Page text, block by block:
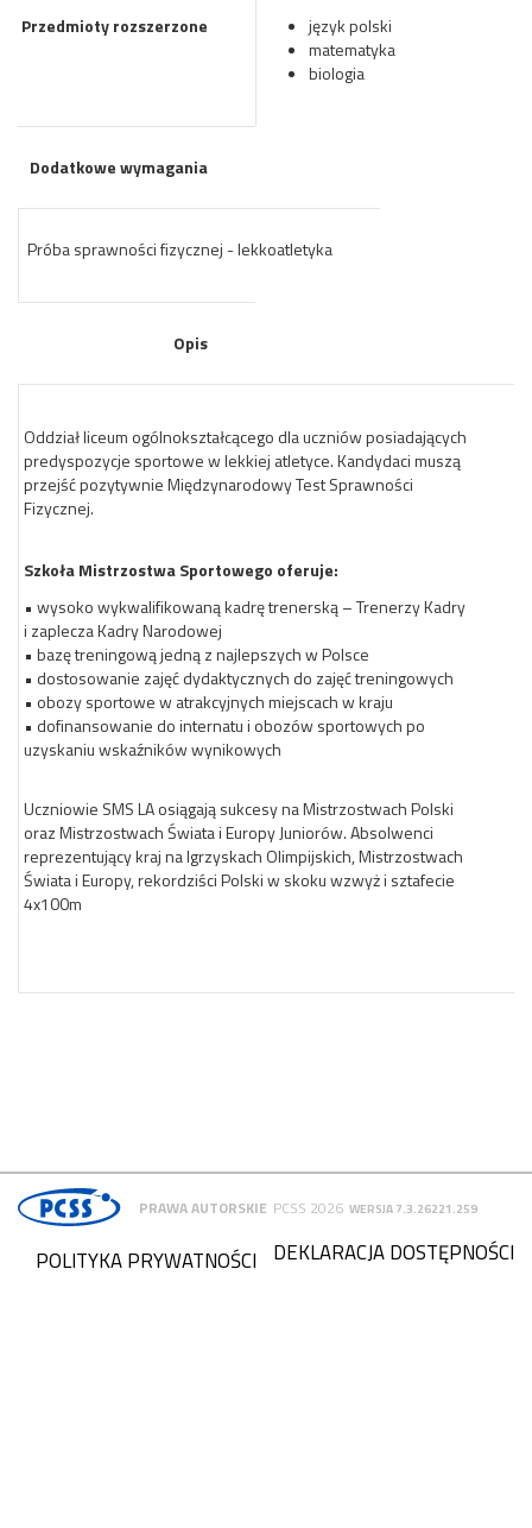
Przedmioty rozszerzone
język polski
matematyka
biologia
Dodatkowe wymagania
Próba sprawności fizycznej - lekkoatletyka
Opis
Oddział liceum ogólnokształcącego dla uczniów posiadających
predyspozycje sportowe w lekkiej atletyce. Kandydaci muszą
przejść pozytywnie Międzynarodowy Test Sprawności
Fizycznej.
Szkoła Mistrzostwa Sportowego oferuje:
• wysoko wykwalifikowaną kadrę trenerską – Trenerzy Kadry
i zaplecza Kadry Narodowej
• bazę treningową jedną z najlepszych w Polsce
• dostosowanie zajęć dydaktycznych do zajęć treningowych
• obozy sportowe w atrakcyjnych miejscach w kraju
• dofinansowanie do internatu i obozów sportowych po
uzyskaniu wskaźników wynikowych
Uczniowie SMS LA osiągają sukcesy na Mistrzostwach Polski
oraz Mistrzostwach Świata i Europy Juniorów. Absolwenci
reprezentujący kraj na Igrzyskach Olimpijskich, Mistrzostwach
Świata i Europy, rekordziści Polski w skoku wzwyż i sztafecie
4x100m
PRAWA AUTORSKIE PCSS 2026 WERSJA 7.3.26221.259
DEKLARACJA DOSTĘPNOŚCI
POLITYKA PRYWATNOŚCI